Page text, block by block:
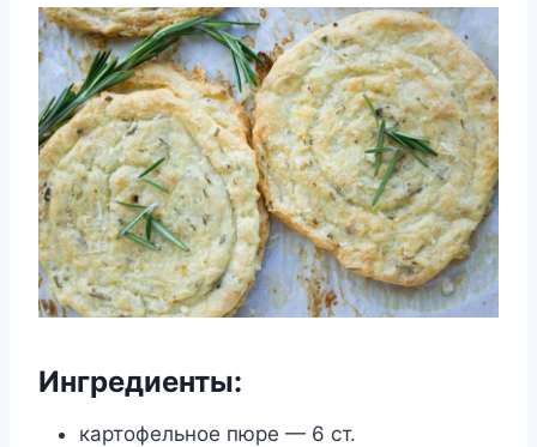
Ингредиенты:
картофельное пюре — 6 ст.